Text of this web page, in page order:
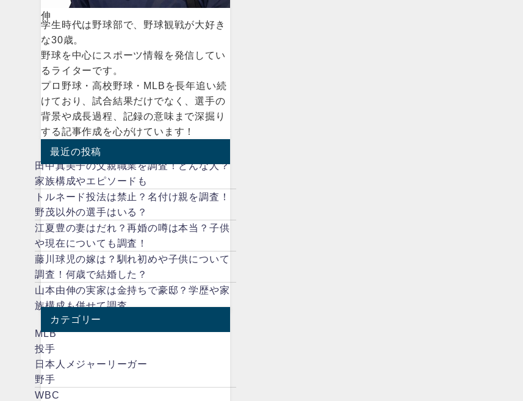
伸
学生時代は野球部で、野球観戦が大好き
な30歳。
野球を中心にスポーツ情報を発信してい
るライターです。
プロ野球・高校野球・MLBを長年追い続
けており、試合結果だけでなく、選手の
背景や成長過程、記録の意味まで深掘り
する記事作成を心がけています！
最近の投稿
田中真美子の父親職業を調査！どんな人？
家族構成やエピソードも
トルネード投法は禁止？名付け親を調査！
野茂以外の選手はいる？
江夏豊の妻はだれ？再婚の噂は本当？子供
や現在についても調査！
藤川球児の嫁は？馴れ初めや子供について
調査！何歳で結婚した？
山本由伸の実家は金持ちで豪邸？学歴や家
族構成も併せて調査
カテゴリー
MLB
投手
日本人メジャーリーガー
野手
WBC